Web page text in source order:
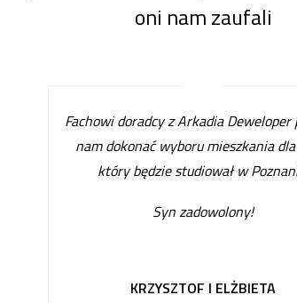
oni nam zaufali
Fachowi doradcy z Arkadia Deweloper
nam dokonać wyboru mieszkania
który będzie studiował w
Syn zadowolony!
KRZYSZTOF I ELŻBIETA